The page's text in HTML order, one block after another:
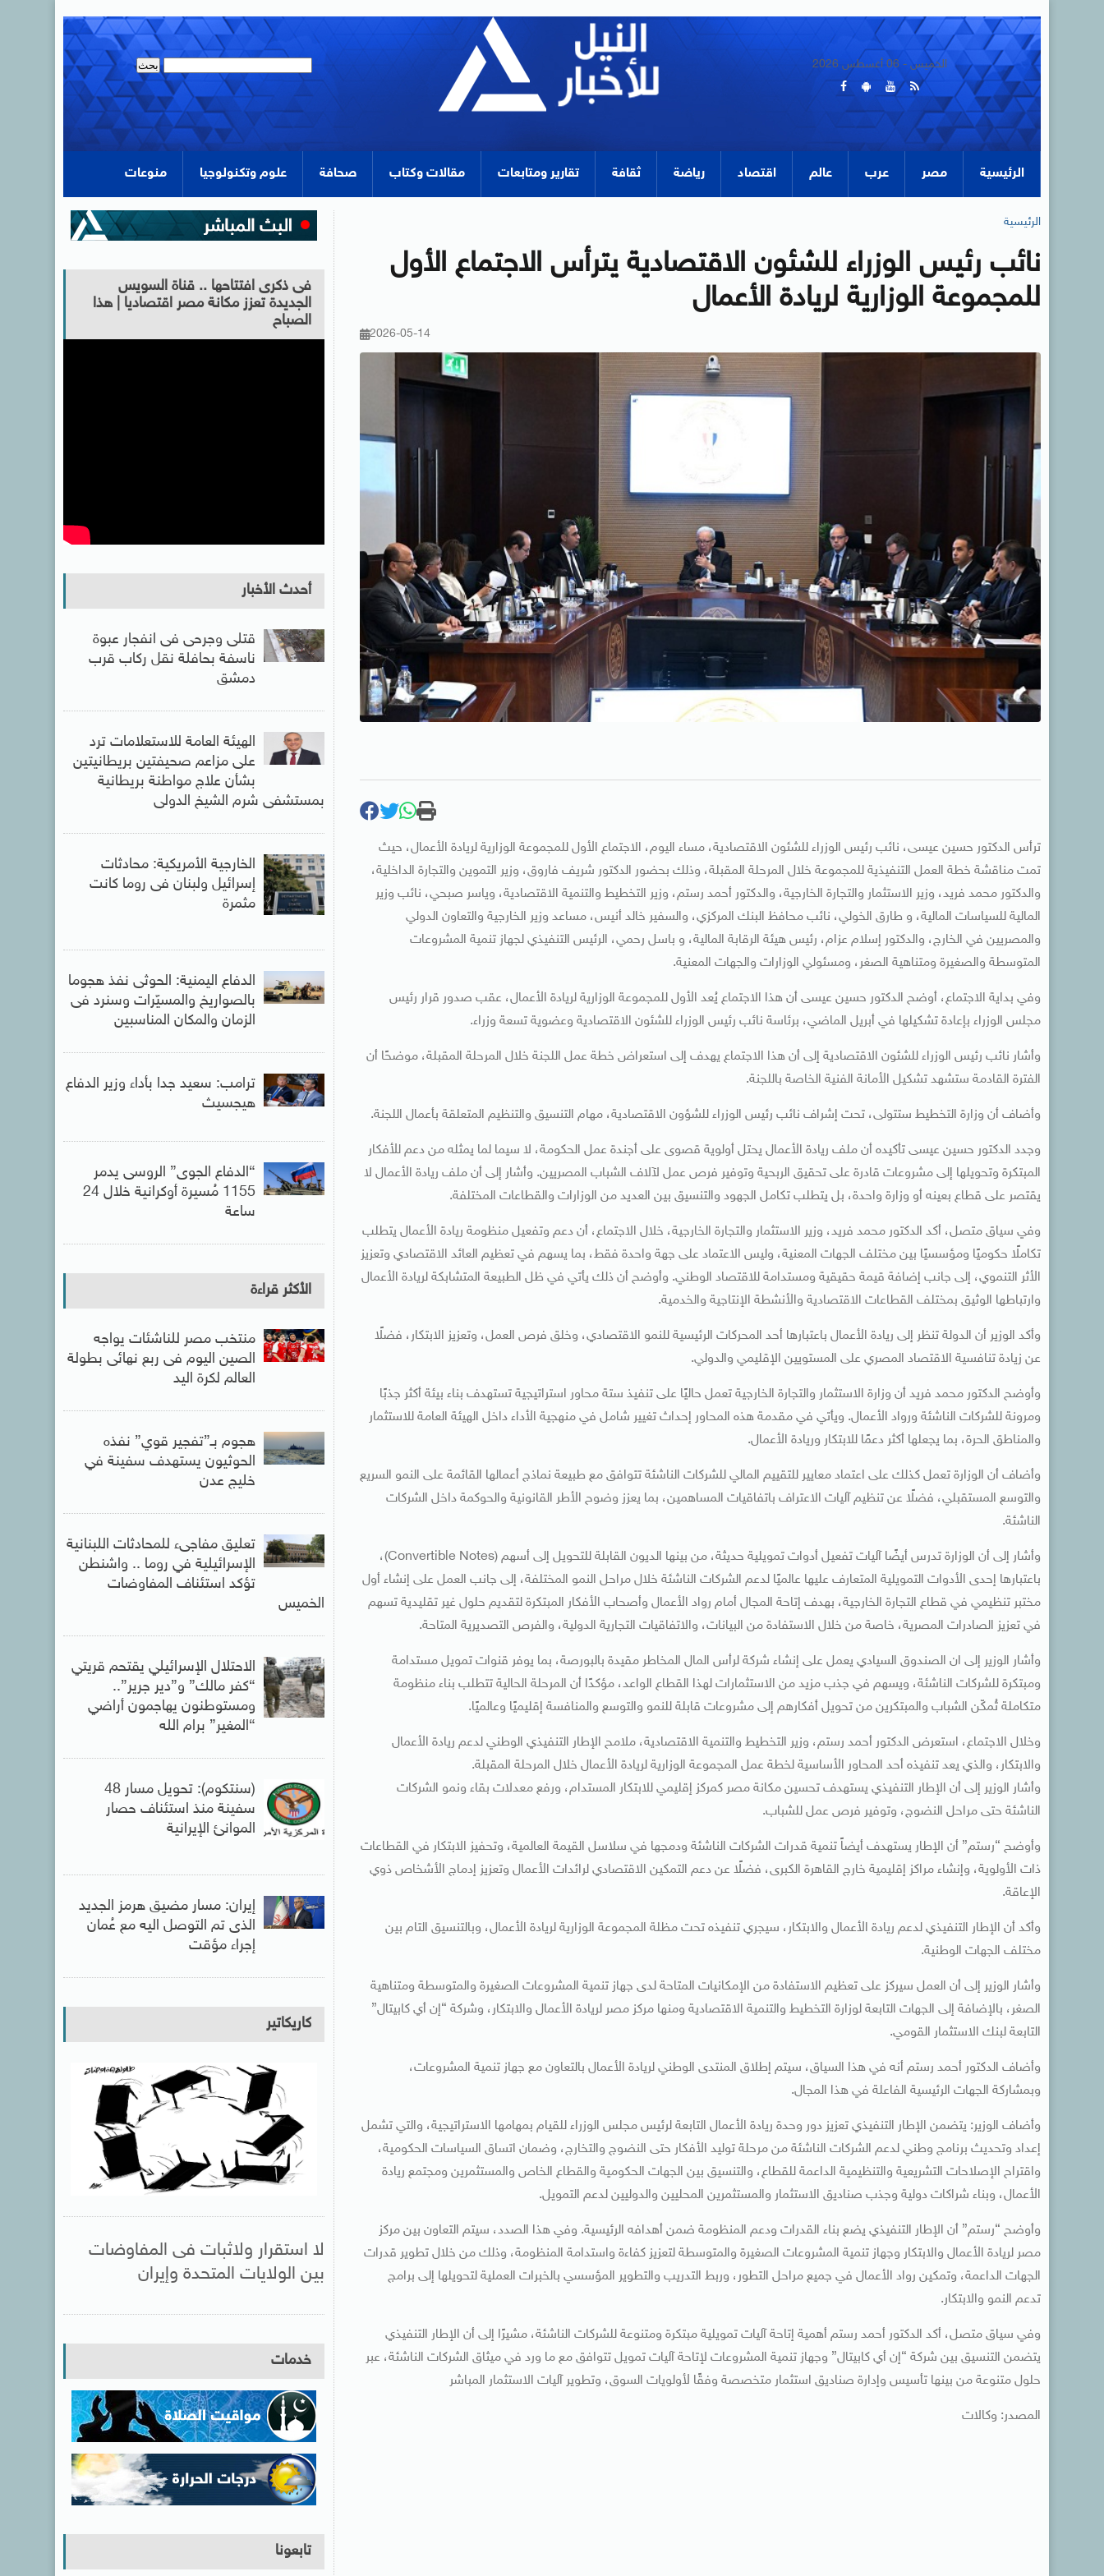
الخميس - 06 أغسطس 2026
الرئيسية مصر عرب عالم اقتصاد رياضة ثقافة تقارير ومتابعات مقالات وكتاب صحافة علوم وتكنولوجيا منوعات
الرئيسية
نائب رئيس الوزراء للشئون الاقتصادية يترأس الاجتماع الأول
للمجموعة الوزارية لريادة الأعمال
2026-05-14
ترأس الدكتور حسين عيسى، نائب رئيس الوزراء للشئون الاقتصادية، مساء اليوم، الاجتماع الأول للمجموعة الوزارية لريادة الأعمال، حيث
تمت مناقشة خطة العمل التنفيذية للمجموعة خلال المرحلة المقبلة، وذلك بحضور الدكتور شريف فاروق، وزير التموين والتجارة الداخلية،
والدكتور محمد فريد، وزير الاستثمار والتجارة الخارجية، والدكتور أحمد رستم، وزير التخطيط والتنمية الاقتصادية، وياسر صبحي، نائب وزير
المالية للسياسات المالية، و طارق الخولي، نائب محافظ البنك المركزي، والسفير خالد أنيس، مساعد وزير الخارجية والتعاون الدولي
والمصريين في الخارج، والدكتور إسلام عزام، رئيس هيئة الرقابة المالية، و باسل رحمي، الرئيس التنفيذي لجهاز تنمية المشروعات
المتوسطة والصغيرة ومتناهية الصغر، ومسئولي الوزارات والجهات المعنية.
وفي بداية الاجتماع، أوضح الدكتور حسين عيسى أن هذا الاجتماع يُعد الأول للمجموعة الوزارية لريادة الأعمال، عقب صدور قرار رئيس
مجلس الوزراء بإعادة تشكيلها في أبريل الماضي، برئاسة نائب رئيس الوزراء للشئون الاقتصادية وعضوية تسعة وزراء.
وأشار نائب رئيس الوزراء للشئون الاقتصادية إلى أن هذا الاجتماع يهدف إلى استعراض خطة عمل اللجنة خلال المرحلة المقبلة، موضحًا أن
الفترة القادمة ستشهد تشكيل الأمانة الفنية الخاصة باللجنة.
وأضاف أن وزارة التخطيط ستتولى، تحت إشراف نائب رئيس الوزراء للشؤون الاقتصادية، مهام التنسيق والتنظيم المتعلقة بأعمال اللجنة.
وجدد الدكتور حسين عيسى تأكيده أن ملف ريادة الأعمال يحتل أولوية قصوى على أجندة عمل الحكومة، لا سيما لما يمثله من دعم للأفكار
المبتكرة وتحويلها إلى مشروعات قادرة على تحقيق الربحية وتوفير فرص عمل لآلاف الشباب المصريين. وأشار إلى أن ملف ريادة الأعمال لا
يقتصر على قطاع بعينه أو وزارة واحدة، بل يتطلب تكامل الجهود والتنسيق بين العديد من الوزارات والقطاعات المختلفة.
وفي سياق متصل، أكد الدكتور محمد فريد، وزير الاستثمار والتجارة الخارجية، خلال الاجتماع، أن دعم وتفعيل منظومة ريادة الأعمال يتطلب
تكاملًا حكوميًا ومؤسسيًا بين مختلف الجهات المعنية، وليس الاعتماد على جهة واحدة فقط، بما يسهم في تعظيم العائد الاقتصادي وتعزيز
الأثر التنموي، إلى جانب إضافة قيمة حقيقية ومستدامة للاقتصاد الوطني. وأوضح أن ذلك يأتي في ظل الطبيعة المتشابكة لريادة الأعمال
وارتباطها الوثيق بمختلف القطاعات الاقتصادية والأنشطة الإنتاجية والخدمية.
وأكد الوزير أن الدولة تنظر إلى ريادة الأعمال باعتبارها أحد المحركات الرئيسية للنمو الاقتصادي، وخلق فرص العمل، وتعزيز الابتكار، فضلًا
عن زيادة تنافسية الاقتصاد المصري على المستويين الإقليمي والدولي.
وأوضح الدكتور محمد فريد أن وزارة الاستثمار والتجارة الخارجية تعمل حاليًا على تنفيذ ستة محاور استراتيجية تستهدف بناء بيئة أكثر جذبًا
ومرونة للشركات الناشئة ورواد الأعمال. ويأتي في مقدمة هذه المحاور إحداث تغيير شامل في منهجية الأداء داخل الهيئة العامة للاستثمار
والمناطق الحرة، بما يجعلها أكثر دعمًا للابتكار وريادة الأعمال.
وأضاف أن الوزارة تعمل كذلك على اعتماد معايير للتقييم المالي للشركات الناشئة تتوافق مع طبيعة نماذج أعمالها القائمة على النمو السريع
والتوسع المستقبلي، فضلًا عن تنظيم آليات الاعتراف باتفاقيات المساهمين، بما يعزز وضوح الأطر القانونية والحوكمة داخل الشركات
الناشئة.
وأشار إلى أن الوزارة تدرس أيضًا آليات تفعيل أدوات تمويلية حديثة، من بينها الديون القابلة للتحويل إلى أسهم (Convertible Notes)،
باعتبارها إحدى الأدوات التمويلية المتعارف عليها عالميًا لدعم الشركات الناشئة خلال مراحل النمو المختلفة، إلى جانب العمل على إنشاء أول
مختبر تنظيمي في قطاع التجارة الخارجية، بهدف إتاحة المجال أمام رواد الأعمال وأصحاب الأفكار المبتكرة لتقديم حلول غير تقليدية تسهم
في تعزيز الصادرات المصرية، خاصة من خلال الاستفادة من البيانات، والاتفاقيات التجارية الدولية، والفرص التصديرية المتاحة.
وأشار الوزير إلى ان الصندوق السيادي يعمل على إنشاء شركة لرأس المال المخاطر مقيدة بالبورصة، بما يوفر قنوات تمويل مستدامة
ومبتكرة للشركات الناشئة، ويسهم في جذب مزيد من الاستثمارات لهذا القطاع الواعد، مؤكدًا أن المرحلة الحالية تتطلب بناء منظومة
متكاملة تُمكّن الشباب والمبتكرين من تحويل أفكارهم إلى مشروعات قابلة للنمو والتوسع والمنافسة إقليميًا وعالميًا.
وخلال الاجتماع، استعرض الدكتور أحمد رستم، وزير التخطيط والتنمية الاقتصادية، ملامح الإطار التنفيذي الوطني لدعم ريادة الأعمال
والابتكار، والذي يعد تنفيذه أحد المحاور الأساسية لخطة عمل المجموعة الوزارية لريادة الأعمال خلال المرحلة المقبلة.
وأشار الوزير إلى أن الإطار التنفيذي يستهدف تحسين مكانة مصر كمركز إقليمي للابتكار المستدام، ورفع معدلات بقاء ونمو الشركات
الناشئة حتى مراحل النضوج، وتوفير فرص عمل للشباب.
وأوضح “رستم” أن الإطار يستهدف أيضاً تنمية قدرات الشركات الناشئة ودمجها في سلاسل القيمة العالمية، وتحفيز الابتكار في القطاعات
ذات الأولوية، وإنشاء مراكز إقليمية خارج القاهرة الكبرى، فضلًا عن دعم التمكين الاقتصادي لرائدات الأعمال وتعزيز إدماج الأشخاص ذوي
الإعاقة.
وأكد أن الإطار التنفيذي لدعم ريادة الأعمال والابتكار، سيجري تنفيذه تحت مظلة المجموعة الوزارية لريادة الأعمال، وبالتنسيق التام بين
مختلف الجهات الوطنية.
وأشار الوزير إلى أن العمل سيركز على تعظيم الاستفادة من الإمكانيات المتاحة لدى جهاز تنمية المشروعات الصغيرة والمتوسطة ومتناهية
الصغر، بالإضافة إلى الجهات التابعة لوزارة التخطيط والتنمية الاقتصادية ومنها مركز مصر لريادة الأعمال والابتكار، وشركة “إن أي كابيتال”
التابعة لبنك الاستثمار القومي.
وأضاف الدكتور أحمد رستم أنه في هذا السياق، سيتم إطلاق المنتدى الوطني لريادة الأعمال بالتعاون مع جهاز تنمية المشروعات،
وبمشاركة الجهات الرئيسية الفاعلة في هذا المجال.
وأضاف الوزير: يتضمن الإطار التنفيذي تعزيز دور وحدة ريادة الأعمال التابعة لرئيس مجلس الوزراء للقيام بمهامها الاستراتيجية، والتي تشمل
إعداد وتحديث برنامج وطني لدعم الشركات الناشئة من مرحلة توليد الأفكار حتى النضوج والتخارج، وضمان اتساق السياسات الحكومية،
واقتراح الإصلاحات التشريعية والتنظيمية الداعمة للقطاع، والتنسيق بين الجهات الحكومية والقطاع الخاص والمستثمرين ومجتمع ريادة
الأعمال، وبناء شراكات دولية وجذب صناديق الاستثمار والمستثمرين المحليين والدوليين لدعم التمويل.
وأوضح “رستم” أن الإطار التنفيذي يضع بناء القدرات ودعم المنظومة ضمن أهدافه الرئيسية. وفي هذا الصدد، سيتم التعاون بين مركز
مصر لريادة الأعمال والابتكار وجهاز تنمية المشروعات الصغيرة والمتوسطة لتعزيز كفاءة واستدامة المنظومة، وذلك من خلال تطوير قدرات
الجهات الداعمة، وتمكين رواد الأعمال في جميع مراحل التطور، وربط التدريب والتطوير المؤسسي بالخبرات العملية لتحويلها إلى برامج
تدعم النمو والابتكار.
وفي سياق متصل، أكد الدكتور أحمد رستم أهمية إتاحة آليات تمويلية مبتكرة ومتنوعة للشركات الناشئة، مشيرًا إلى أن الإطار التنفيذي
يتضمن التنسيق بين شركة “إن أي كابيتال” وجهاز تنمية المشروعات لإتاحة آليات تمويل تتوافق مع ما ورد في ميثاق الشركات الناشئة، عبر
حلول متنوعة من بينها تأسيس وإدارة صناديق استثمار متخصصة وفقًا لأولويات السوق، وتطوير آليات الاستثمار المباشر
المصدر: وكالات
فى ذكرى افتتاحها .. قناة السويس
الجديدة تعزز مكانة مصر اقتصاديا | هذا
الصباح
أحدث الأخبار
قتلى وجرحى فى انفجار عبوة
ناسفة بحافلة نقل ركاب قرب
دمشق
الهيئة العامة للاستعلامات ترد
على مزاعم صحيفتين بريطانيتين
بشأن علاج مواطنة بريطانية
بمستشفى شرم الشيخ الدولى
الخارجية الأمريكية: محادثات
إسرائيل ولبنان فى روما كانت
مثمرة
الدفاع اليمنية: الحوثى نفذ هجوما
بالصواريخ والمسيّرات وسنرد فى
الزمان والمكان المناسبين
ترامب: سعيد جدا بأداء وزير الدفاع
هيجسيث
“الدفاع الجوى” الروسى يدمر
1155 مُسيرة أوكرانية خلال 24
ساعة
الأكثر قراءة
منتخب مصر للناشئات يواجه
الصين اليوم فى ربع نهائى بطولة
العالم لكرة اليد
هجوم بـ”تفجير قوي” نفذه
الحوثيون يستهدف سفينة في
خليج عدن
تعليق مفاجىء للمحادثات اللبنانية
الإسرائيلية في روما .. واشنطن
تؤكد استئناف المفاوضات
الخميس
الاحتلال الإسرائيلي يقتحم قريتي
“كفر مالك” و”دير جرير”..
ومستوطنون يهاجمون أراضي
“المغير” برام الله
(سنتكوم): تحويل مسار 48
سفينة منذ استئناف حصار
الموانئ الإيرانية
إيران: مسار مضيق هرمز الجديد
الذى تم التوصل اليه مع عُمان
إجراء مؤقت
كاريكاتير
لا استقرار ولاثبات فى المفاوضات
بين الولايات المتحدة وإيران
خدمات
تابعونا